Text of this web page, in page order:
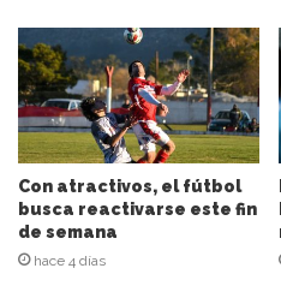
c
o
r
r
e
o
e
l
e
c
Con atractivos, el fútbol
busca reactivarse este fin
de semana
hace 4 días